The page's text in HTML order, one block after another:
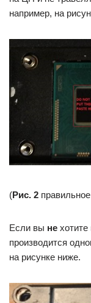
например, на
(Рис. 2
Если вы не хотите
производится
на рисунке ниже.